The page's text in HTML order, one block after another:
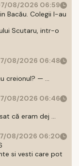
08/2026 06:59
Bacău. Colegii l-au
Scutaru, intr-o
08/2026 06:48
creionul? — ...
08/2026 06:46
că eram dej ...
08/2026 06:20
si vesti care pot